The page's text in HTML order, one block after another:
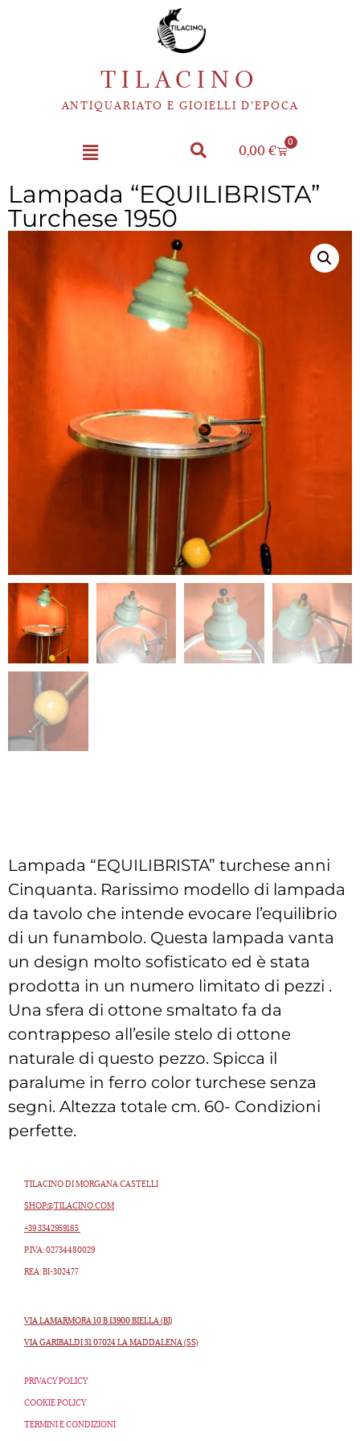
TILACINO
ANTIQUARIATO E GIOIELLI D’EPOCA
0,00 €
0
Lampada “EQUILIBRISTA”
Turchese 1950
Lampada “EQUILIBRISTA” turchese anni
Cinquanta. Rarissimo modello di lampada
da tavolo che intende evocare l’equilibrio
di un funambolo. Questa lampada vanta
un design molto sofisticato ed è stata
prodotta in un numero limitato di pezzi .
Una sfera di ottone smaltato fa da
contrappeso all’esile stelo di ottone
naturale di questo pezzo. Spicca il
paralume in ferro color turchese senza
segni. Altezza totale cm. 60- Condizioni
perfette.
TILACINO DI MORGANA CASTELLI
SHOP@TILACINO.COM
+39 3342959185
P.IVA: 02734480029
REA: BI-302477
VIA LAMARMORA 10 B 13900 BIELLA (BI)
VIA GARIBALDI 31 07024 LA MADDALENA (SS)
PRIVACY POLICY
COOKIE POLICY
TERMINI E CONDIZIONI